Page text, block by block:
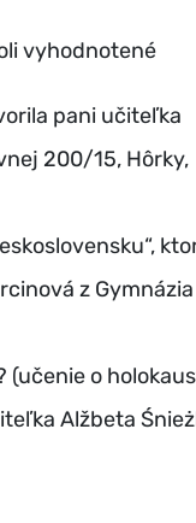
vyhodnotené
pani učiteľka
200/15, Hôrky,
z
(učenie o
Alžbeta